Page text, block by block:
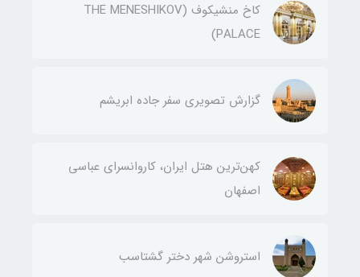
کاخ منشیکوف (THE MENESHIKOV
PALACE)
گزارش تصویری سفر جاده ابریشم
کهن‌ترین هتل ایران، کاروانسرای عباسی
اصفهان
استروشن شهر دختر گشتاسب